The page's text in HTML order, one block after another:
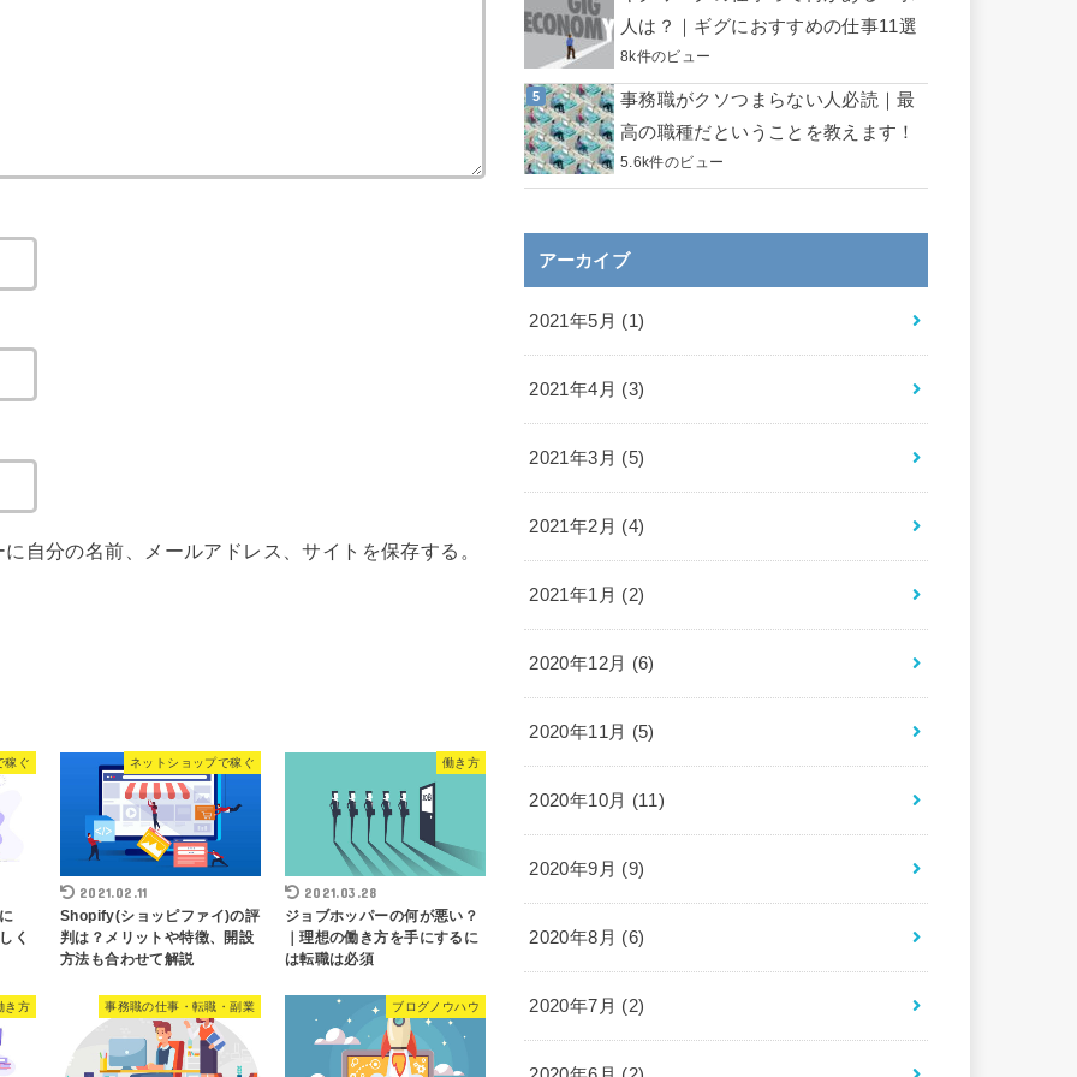
自分の名前、メールアドレス、サイトを保存する。
稼ぐ
く
ネットショップで稼ぐ
2021.02.11
Shopify(ショッピファイ)の評
判は？メリットや特徴、開設
方法も合わせて解説
働き方
2021.03.28
ジョブホッパーの何が悪い？
｜理想の働き方を手にするに
は転職は必須
き方 事務職の仕事・転職・副業 ブログノウハウ
人は？｜ギグにおすすめの仕事11選
8k件のビュー
事務職がクソつまらない人必読｜最
高の職種だということを教えます！
5.6k件のビュー
アーカイブ
2021年5月 (1)
2021年4月 (3)
2021年3月 (5)
2021年2月 (4)
2021年1月 (2)
2020年12月 (6)
2020年11月 (5)
2020年10月 (11)
2020年9月 (9)
2020年8月 (6)
2020年7月 (2)